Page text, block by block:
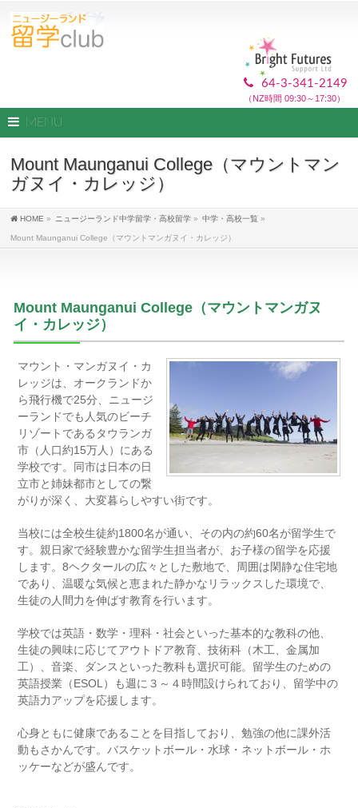
64-3-341-2149
（NZ時間 09:30～17:30）
MENU
Mount Maunganui College（マウントマン
ガヌイ・カレッジ）
HOME » ニュージーランド中学留学・高校留学 » 中学・高校一覧 »
Mount Maunganui College（マウントマンガヌイ・カレッジ）
Mount Maunganui College（マウントマンガヌ
イ・カレッジ）
マウント・マンガヌイ・カ
レッジは、オークランドか
ら飛行機で25分、ニュージ
ーランドでも人気のビーチ
リゾートであるタウランガ
市（人口約15万人）にある
学校です。同市は日本の日
立市と姉妹都市としての繋
がりが深く、大変暮らしやすい街です。
当校には全校生徒約1800名が通い、その内の約60名が留学生で
す。親日家で経験豊かな留学生担当者が、お子様の留学を応援
します。8ヘクタールの広々とした敷地で、周囲は閑静な住宅地
であり、温暖な気候と恵まれた静かなリラックスした環境で、
生徒の人間力を伸ばす教育を行います。
学校では英語・数学・理科・社会といった基本的な教科の他、
生徒の興味に応じてアウトドア教育、技術科（木工、金属加
工）、音楽、ダンスといった教科も選択可能。留学生のための
英語授業（ESOL）も週に３～４時間設けられており、留学中の
英語力アップを応援します。
心身ともに健康であることを目指しており、勉強の他に課外活
動もさかんです。バスケットボール・水球・ネットボール・ホ
ッケーなどが盛んです。